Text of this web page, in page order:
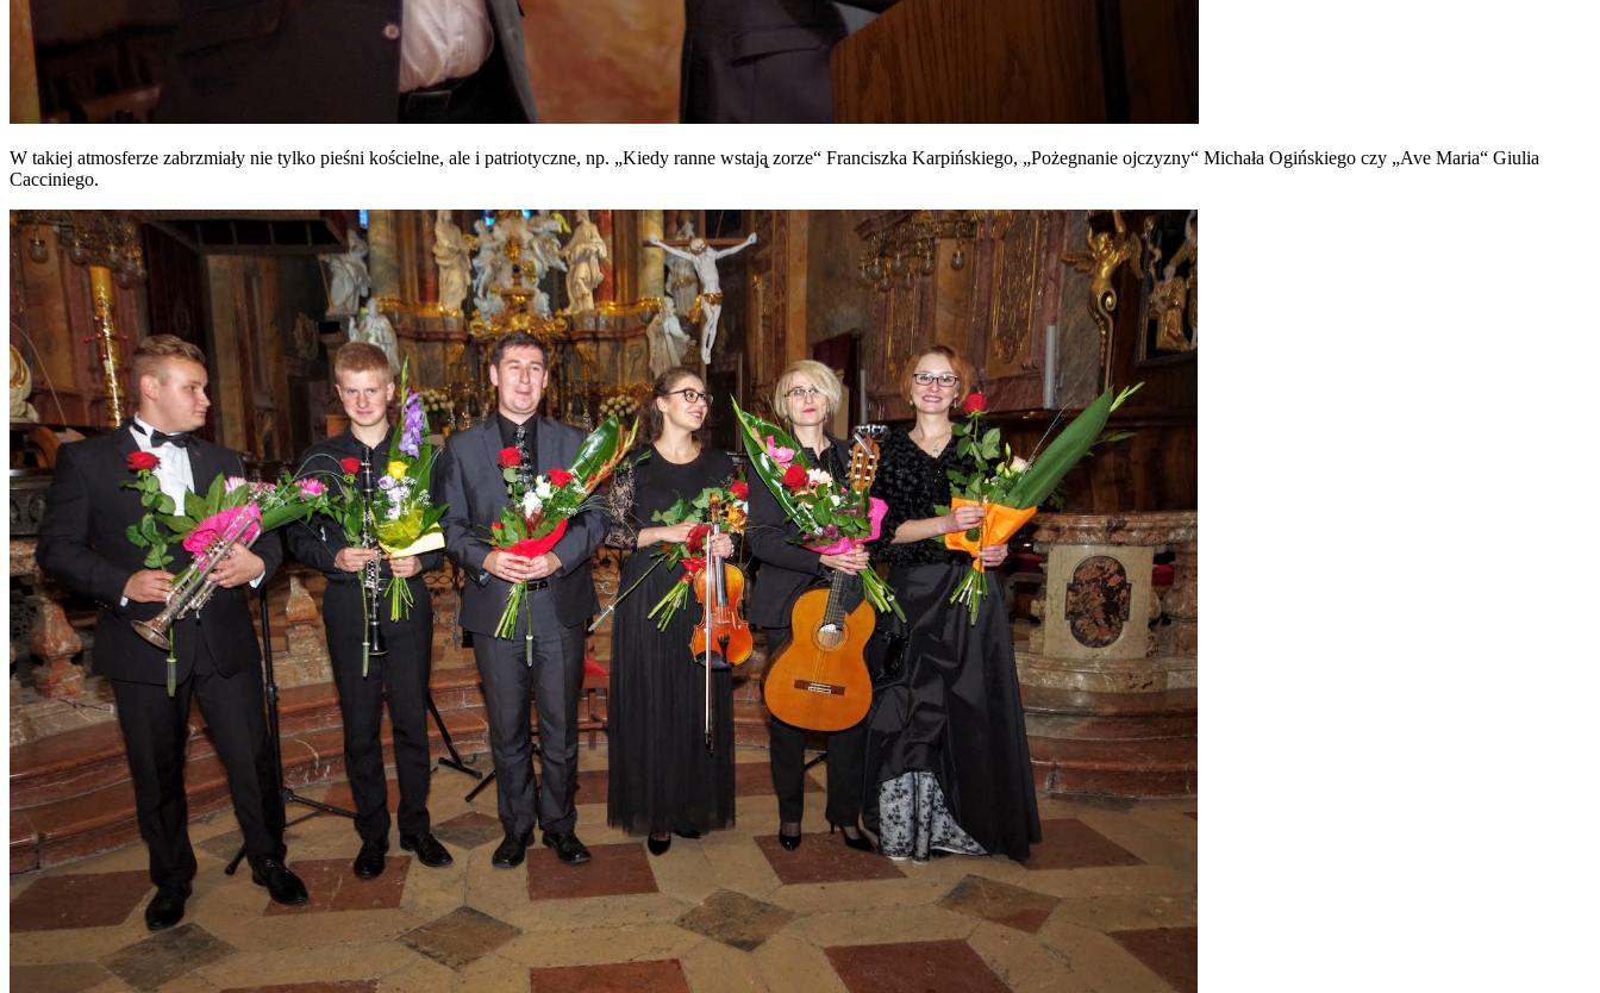
W takiej atmosferze zabrzmiały nie tylko pieśni kościelne, ale i patriotyczne, np. „Kiedy ranne wstają̨ zorze“ Franciszka Karpińskiego, „Pożegnanie ojczyzny“ Michała Ogińskiego czy „Ave Maria“ Giulia
Cacciniego.